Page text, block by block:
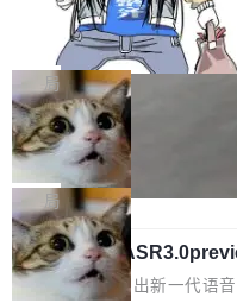
b 安装 支持 Java 8+（
x / Windows / Harmony
x / Harmony PC curl -fsSL
r.org/solon...
个文件，其规模远超单次模
文窗口。随着项目规模的持
不断累积，代码仓中的模块
务逻辑等关键信息往往分散
件之中，形成高度复杂的知
代码检索手段（如关键词匹配
在语法层面完成文本定位，难
内涵与结构关联，导致开发者
理解大规模代码仓时面临显著
颈。 代码仓深度理解服务（
一条“删库”命令跑 17 小时
师删光 89TB 数据只为干私
最高人民检察院8月4日公布
名90后算法工程师王某，为
服务器空间，删光了公司AI
数据。 王某2024年1月入职
短剧部门，有互联网大厂背景
调整期间，部门三次通知全员
移到B集群，王某都回复了"
数据。2024年9月3日下午4
的账号密码进入A集群，输入
局
Cloudflare 分享推理优化
che 量化 + 权重压缩，吞
1%，成本降 30%
Kimi 和 GLM 是当前最强的
它们有一个共同的问题：太
的 Kimi K 系列和智谱的
oE 架构的大模型，好用到让
存永远不够用。 Cloudflare
局
腾讯混元 Hy
腾讯混元正式推出新一代语